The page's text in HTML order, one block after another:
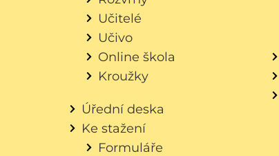
Učitelé
Učivo
Online škola
Kroužky
Úřední deska
Ke stažení
Formuláře